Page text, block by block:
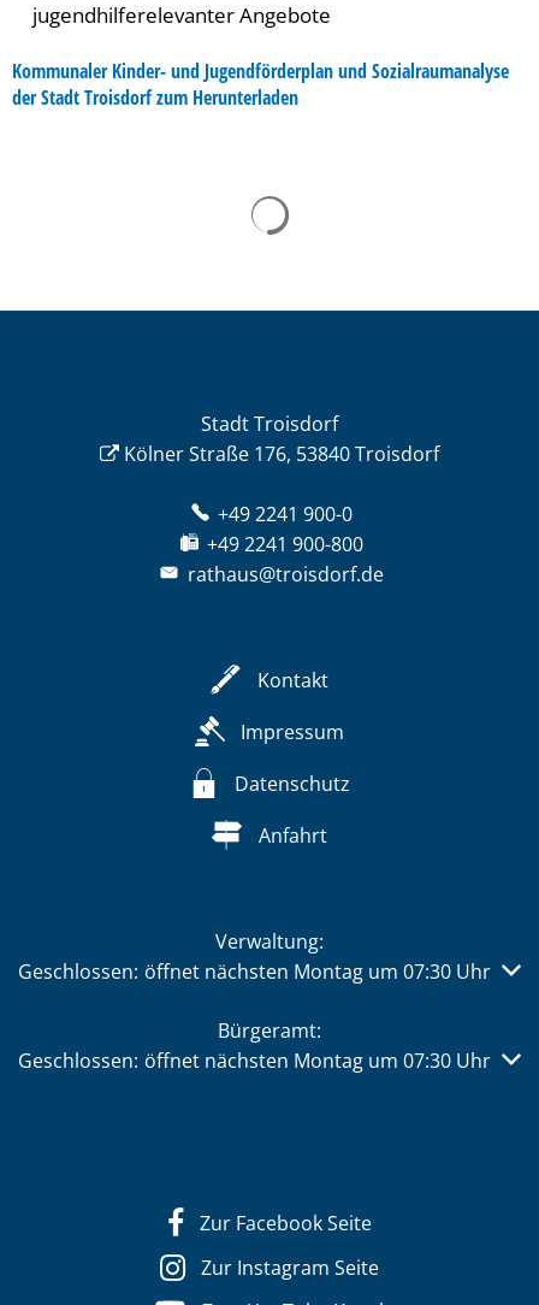
jugendhilferelevanter Angebote
Kommunaler Kinder- und Jugendförderplan und Sozialraumanalyse
der Stadt Troisdorf zum Herunterladen
Stadt Troisdorf
Kölner Straße 176, 53840 Troisdorf
+49 2241 900-0
+49 2241 900-800
rathaus@troisdorf.de
Kontakt
Impressum
Datenschutz
Anfahrt
Verwaltung:
Klicken, um weitere Öffnungs- oder Schließzeiten
Geschlossen: öffnet nächsten Montag um 07:30 Uhr
Bürgeramt:
Klicken, um weitere Öffnungs- oder Schließzeiten
Geschlossen: öffnet nächsten Montag um 07:30 Uhr
Zur Facebook Seite
Zur Instagram Seite